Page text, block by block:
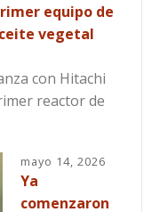
equipo de
vegetal
con Hitachi
reactor de
mayo 14, 2026
Ya
comenzaron